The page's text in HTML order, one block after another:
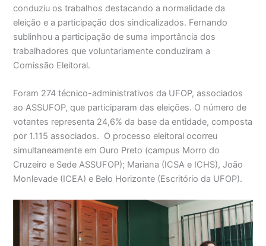
conduziu os trabalhos destacando a normalidade da
eleição e a participação dos sindicalizados. Fernando
sublinhou a participação de suma importância dos
trabalhadores que voluntariamente conduziram a
Comissão Eleitoral.
Foram 274 técnico-administrativos da UFOP, associados
ao ASSUFOP, que participaram das eleições. O número de
votantes representa 24,6% da base da entidade, composta
por 1.115 associados. O processo eleitoral ocorreu
simultaneamente em Ouro Preto (campus Morro do
Cruzeiro e Sede ASSUFOP); Mariana (ICSA e ICHS), João
Monlevade (ICEA) e Belo Horizonte (Escritório da UFOP).